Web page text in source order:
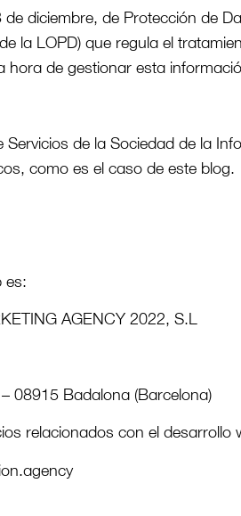
diciembre, de Protección de
la LOPD) que regula el
hora de gestionar esta
de la Sociedad de la
como es el caso de este blog.
es:
AGENCY 2022, S.L
08915 Badalona (Barcelona)
relacionados con el desarrollo